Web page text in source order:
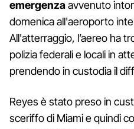
emergenzaavvenuto
domenica all'aeroporto
All'atterraggio, l’aereo ha
polizia federali e locali in
prendendo in custodia il
Reyes è stato preso in
sceriffo di Miami e quindi